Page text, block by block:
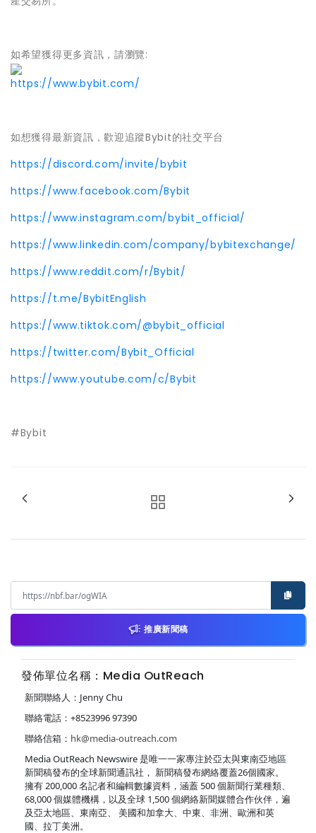
如希望獲得更多資訊，請瀏覽:
https://www.bybit.com/
如想獲得最新資訊，歡迎追蹤Bybit的社交平台
https://discord.com/invite/bybit
https://www.facebook.com/Bybit
https://www.instagram.com/bybit_official/
https://www.linkedin.com/company/bybitexchange/
https://www.reddit.com/r/Bybit/
https://t.me/BybitEnglish
https://www.tiktok.com/@bybit_official
https://twitter.com/Bybit_Official
https://www.youtube.com/c/Bybit
#Bybit
推廣新聞稿
發佈單位名稱：Media OutReach
新聞聯絡人：Jenny Chu
聯絡電話：+8523996 97390
聯絡信箱： hk@media-outreach.com
Media OutReach Newswire 是唯一一家專注於亞太與東南亞地區
新聞稿發布的全球新聞通訊社， 新聞稿發布網絡覆蓋26個國家。
擁有 200,000 名記者和編輯數據資料，涵蓋 500 個新聞行業種類、
68,000 個媒體機構，以及全球 1,500 個網絡新聞媒體合作伙伴，遍
及亞太地區、東南亞、 美國和加拿大、中東、非洲、歐洲和英
國、拉丁美洲。